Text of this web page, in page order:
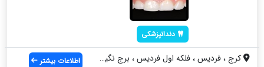
دندانپزشکی
کرج ، فردیس ، فلکه اول فردیس ، برج نگین ... اطلاعات بیشتر